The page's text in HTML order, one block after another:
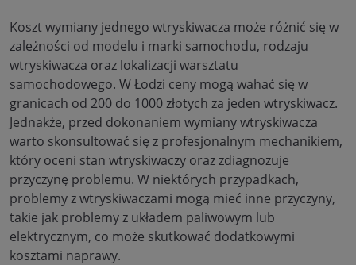
Koszt wymiany jednego wtryskiwacza może różnić się w
zależności od modelu i marki samochodu, rodzaju
wtryskiwacza oraz lokalizacji warsztatu
samochodowego. W Łodzi ceny mogą wahać się w
granicach od 200 do 1000 złotych za jeden wtryskiwacz.
Jednakże, przed dokonaniem wymiany wtryskiwacza
warto skonsultować się z profesjonalnym mechanikiem,
który oceni stan wtryskiwaczy oraz zdiagnozuje
przyczynę problemu. W niektórych przypadkach,
problemy z wtryskiwaczami mogą mieć inne przyczyny,
takie jak problemy z układem paliwowym lub
elektrycznym, co może skutkować dodatkowymi
kosztami naprawy.